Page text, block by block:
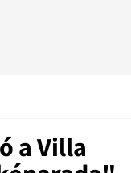
a Villa